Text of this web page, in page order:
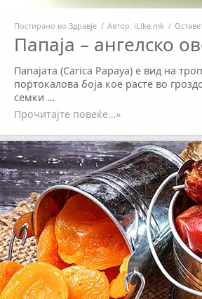
Постирано во Здравје / Автор: iLike.mk /
Папаја – ангелско
Папајата (Carica Papaya) е вид на
портокалова боја кое расте во
семки …
Прочитајте повеќе…»